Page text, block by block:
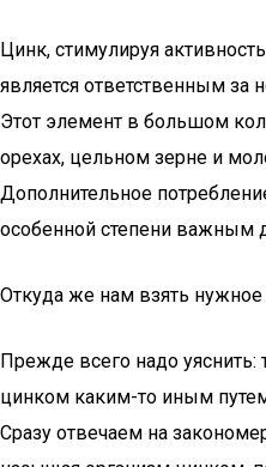
Цинк, стимулируя
является ответственным за
Этот элемент в большом
орехах, цельном зерне и
Дополнительное
особенной степени важным
Откуда же нам взять нужное
Прежде всего надо уяснить:
цинком каким-то иным
Сразу отвечаем на